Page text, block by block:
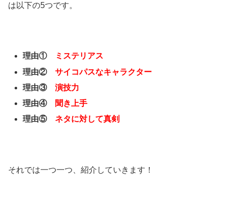
は以下の5つです。
理由①
ミステリアス
理由②サイコパスなキャラクター
理由③演技力
理由④
聞き上手
理由⑤ネタに対して真剣
それでは一つ一つ、紹介していきます！